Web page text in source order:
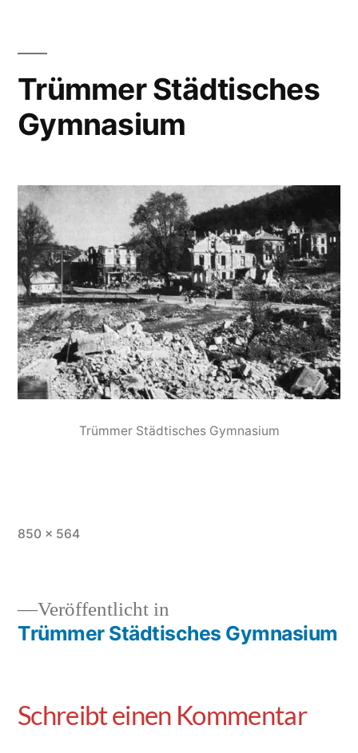
Trümmer Städtisches
Gymnasium
Trümmer Städtisches Gymnasium
850 × 564
Veröffentlicht in
Trümmer Städtisches Gymnasium